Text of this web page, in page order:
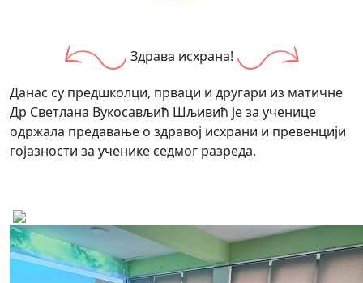
Здрава исхрана!
Данас су предшколци, прваци и другари из матичне
Др Светлана Вукосављић Шљивић је за ученице
одржала предавање о здравој исхрани и превенцији
гојазности за ученике седмог разреда.